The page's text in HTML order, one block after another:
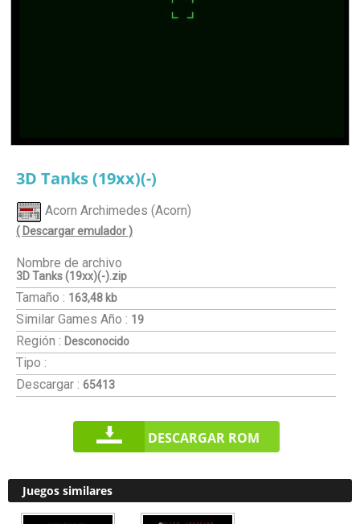
3D Tanks (19xx)(-)
Acorn Archimedes (Acorn)
( Descargar emulador )
Nombre de archivo
3D Tanks (19xx)(-).zip
Tamaño : 163,48 kb
Similar Games Año : 19
Región : Desconocido
Tipo :
Descargar : 65413
DESCARGAR ROM
Juegos similares